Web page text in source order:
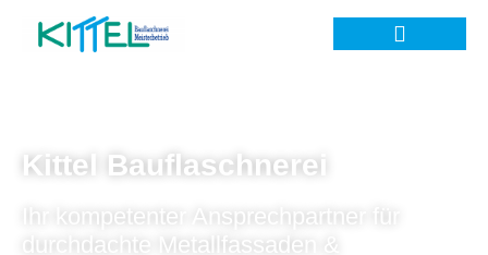
Kittel Bauflaschnerei
Ihr kompetenter Ansprechpartner für
durchdachte Metallfassaden &